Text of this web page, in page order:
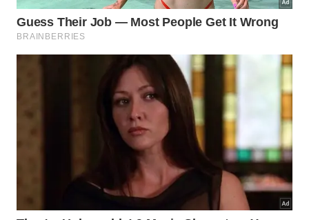
Listas organizadas destinadas ao controle
logístico do gerenciamento dos sepultamentos
coletivos.
Como os cientistas planejam
preservar esse patrimônio?
Os caixões foram encontrados em condições
extremamente frágeis devido à deterioração natural
da madeira e das camadas de gesso pintado.
Equipes de restauração executaram intervenções
emergenciais de conservação para estabilizar as
superfícies descascadas e limpar depósitos de